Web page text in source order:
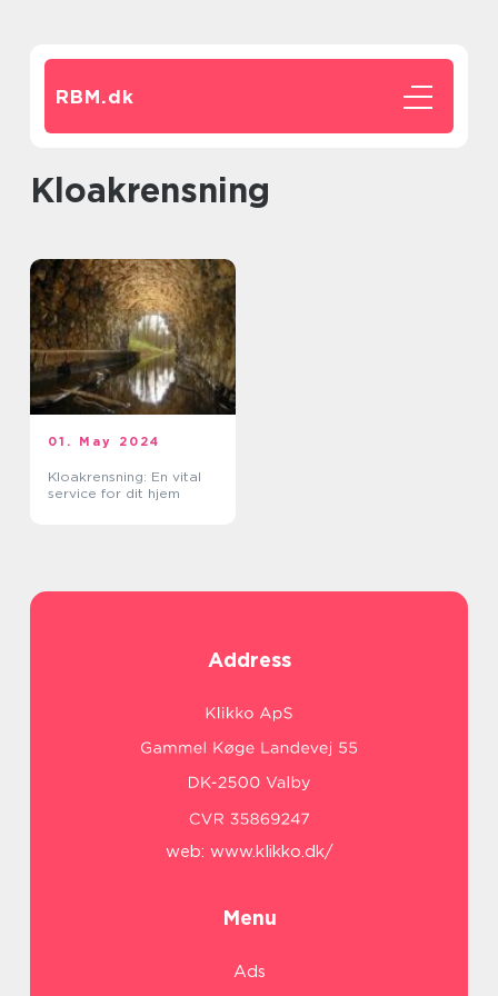
RBM.dk
kloakrensning
01. May 2024
Kloakrensning: En vital
service for dit hjem
Address
web: www.klikko.dk/
Menu
Ads